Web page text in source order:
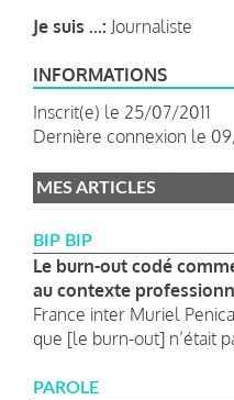
Je suis ...: Journaliste
INFORMATIONS
Inscrit(e) le 25/07/2011
Dernière connexion le
MES ARTICLES
BIP BIP
Le burn-out codé
au contexte
France inter Muriel
que [le burn-out] n’était
PAROLE